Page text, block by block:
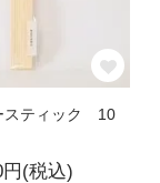
スティック 10
円(税込)